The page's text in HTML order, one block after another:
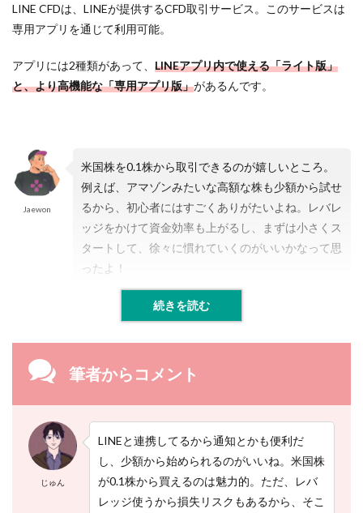
LINE CFDは、LINEが提供するCFD取引サービス。このサービスは
専用アプリを通じて利用可能。
アプリには2種類があって、 LINEアプリ内で使える「ライト版」
と、より高機能な「専用アプリ版」があるんです。
Jaewon
米国株を0.1株から取引できるのが嬉しいところ。
例えば、アマゾンみたいな高額な株も少額から試せ
るから、初心者にはすごくありがたいよね。レバレ
ッジをかけて資金効率も上がるし、まずは小さくス
タートして、徐々に慣れていくのがいいかなって思
ったよ！
続きを読む
筆者からコメント
じゅん
LINEと連携してるから通知とかも便利だ
し、少額から始められるのがいいね。米国株
が0.1株から買えるのは魅力的。ただ、レバ
レッジ使うから損失リスクもあるから、そこ